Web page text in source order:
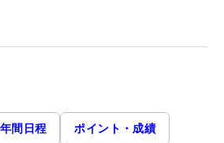
年間日程 ポイント・成績